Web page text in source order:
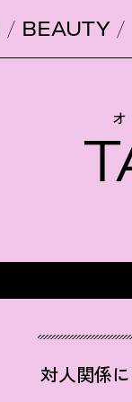
BEAUTY
オ
対人関係